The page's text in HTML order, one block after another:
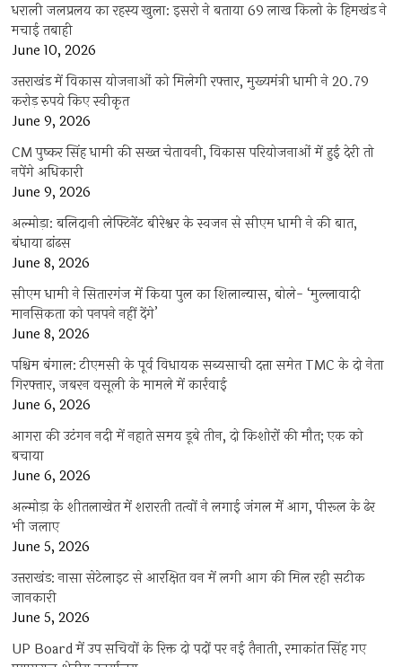
धराली जलप्रलय का रहस्य खुला: इसरो ने बताया 69 लाख किलो के हिमखंड ने
मचाई तबाही
June 10, 2026
उत्तराखंड में विकास योजनाओं को मिलेगी रफ्तार, मुख्यमंत्री धामी ने 20.79
करोड़ रुपये किए स्वीकृत
June 9, 2026
CM पुष्कर सिंह धामी की सख्त चेतावनी, विकास परियोजनाओं में हुई देरी तो
नपेंगे अधिकारी
June 9, 2026
अल्मोड़ा: बलिदानी लेफ्टिनेंट बीरेश्वर के स्वजन से सीएम धामी ने की बात,
बंधाया ढांढस
June 8, 2026
सीएम धामी ने सितारगंज में किया पुल का शिलान्यास, बोले- ‘मुल्लावादी
मानसिकता को पनपने नहीं देंगे’
June 8, 2026
पश्चिम बंगाल: टीएमसी के पूर्व विधायक सब्यसाची दत्ता समेत TMC के दो नेता
गिरफ्तार, जबरन वसूली के मामले में कार्रवाई
June 6, 2026
आगरा की उटंगन नदी में नहाते समय डूबे तीन, दो किशोरों की मौत; एक को
बचाया
June 6, 2026
अल्मोड़ा के शीतलाखेत में शरारती तत्वों ने लगाई जंगल में आग, पीरूल के ढेर
भी जलाए
June 5, 2026
उत्तराखंड: नासा सेटेलाइट से आरक्षित वन में लगी आग की मिल रही सटीक
जानकारी
June 5, 2026
UP Board में उप सचिवों के रिक्त दो पदों पर नई तैनाती, रमाकांत सिंह गए